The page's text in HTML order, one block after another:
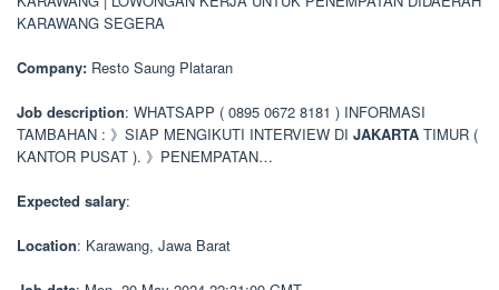
KARAWANG SEGERA
Company: Resto Saung Plataran
Job description: WHATSAPP ( 0895 0672 8181 ) INFORMASI
TAMBAHAN : 》SIAP MENGIKUTI INTERVIEW DI JAKARTA TIMUR (
KANTOR PUSAT ). 》PENEMPATAN…
Expected salary:
Location: Karawang, Jawa Barat